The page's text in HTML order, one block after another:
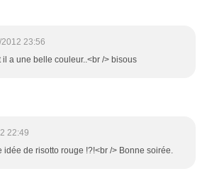
23:56
il a une belle couleur..<br /> bisous
22:49
idée de risotto rouge !?!<br /> Bonne soirée.